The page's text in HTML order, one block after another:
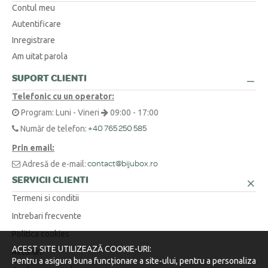
Contul meu
Autentificare
Inregistrare
Am uitat parola
SUPORT CLIENTI
Telefonic cu un operator:
Program: Luni - Vineri
09:00 - 17:00
Număr de telefon: +40 765 250 585
Prin email:
Adresă de e-mail: contact@bijubox.ro
SERVICII CLIENTI
Termeni si conditii
Intrebari frecvente
Politica cookies
Retururi
ACEST SITE UTILIZEAZĂ COOKIE-URI:
Pentru a asigura buna funcționare a site-ului, pentru a personaliza